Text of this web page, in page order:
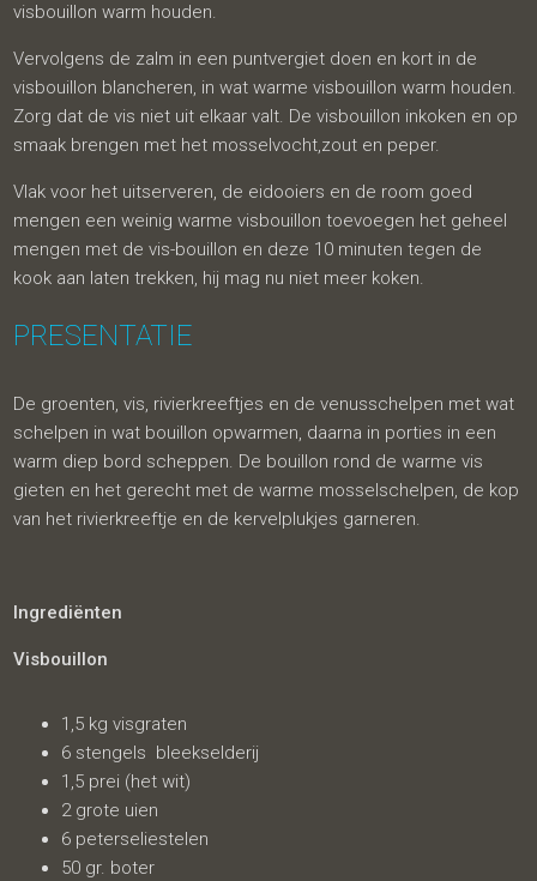
visbouillon warm houden.
Vervolgens de zalm in een puntvergiet doen en kort in de
visbouillon blancheren, in wat warme visbouillon warm houden.
Zorg dat de vis niet uit elkaar valt. De visbouillon inkoken en op
smaak brengen met het mosselvocht,zout en peper.
Vlak voor het uitserveren, de eidooiers en de room goed
mengen een weinig warme visbouillon toevoegen het geheel
mengen met de vis-bouillon en deze 10 minuten tegen de
kook aan laten trekken, hij mag nu niet meer koken.
PRESENTATIE
De groenten, vis, rivierkreeftjes en de venusschelpen met wat
schelpen in wat bouillon opwarmen, daarna in porties in een
warm diep bord scheppen. De bouillon rond de warme vis
gieten en het gerecht met de warme mosselschelpen, de kop
van het rivierkreeftje en de kervelplukjes garneren.
Ingrediënten
Visbouillon
1,5 kg visgraten
6 stengels bleekselderij
1,5 prei (het wit)
2 grote uien
6 peterseliestelen
50 gr. boter